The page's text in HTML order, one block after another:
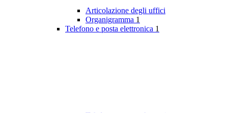
Articolazione degli uffici
Organigramma 1
Telefono e posta elettronica 1